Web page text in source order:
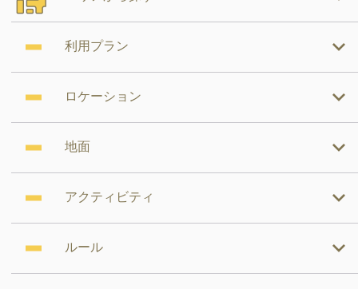
利用プラン
ロケーション
地面
アクティビティ
ルール